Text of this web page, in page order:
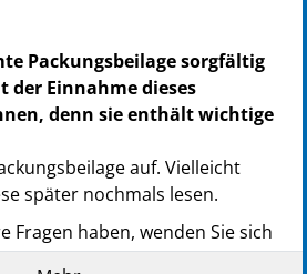
Packungsbeilage sorgfältig
der Einnahme dieses
denn sie enthält wichtige
auf. Vielleicht
später nochmals lesen.
Fragen haben, wenden Sie sich
Apotheker.